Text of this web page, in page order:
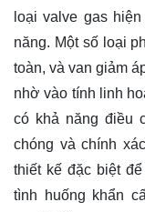
loại valve gas
năng. Một số loại
toàn, và van giảm
nhờ vào tính linh
có khả năng điều
chóng và chính
thiết kế đặc biệt
tình huống khẩn